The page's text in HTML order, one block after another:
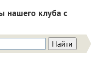
нашего клуба с